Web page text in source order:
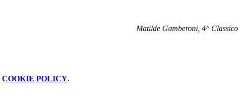
Matilde Gamberoni, 4^ Classico
COOKIE POLICY.